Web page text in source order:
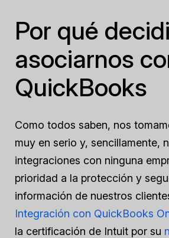
Por qué
asociarnos
QuickBooks
Como todos saben, nos
muy en serio y, sencillamente,
integraciones con ninguna
prioridad a la protección y
información de nuestros
Integración con QuickBooks
la certificación de Intuit por su